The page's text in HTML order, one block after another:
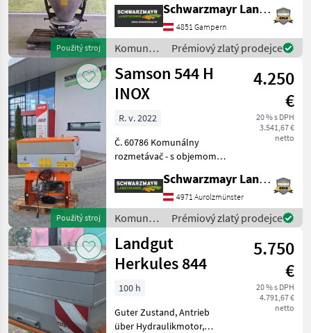
Použitý stroj
posúvačom - hmotnosť 60
kg - s nádržou s objemom
200 l použitý z spätného
odkúp
Schwarzmayr Landtechnik GmbH - Gampern
4851 Gampern
Komunálne
stroje /
Landgut
Prémiový zlatý prodejce
Použitý stroj
Samson 544 H
INOX
4.250
€
20 % s DPH
3.541,67 €
netto
R. v. 2022
Č. 60786 Komunálny
rozmetávač - s objemom
hydraulickým otváraním
rozmetávania 1, 5 m – 9, 0
m - s kardanovým hriadeľo
Schwarzmayr Landtechnik GmbH - Aurolzmünster
4971 Aurolzmünster
Komunálne
stroje /
Landgut
Prémiový zlatý prodejce
Landgut
Herkules 844
5.750
€
20 % s DPH
4.791,67 €
netto
100 h
Guter Zustand, Antrieb
über Hydraulikmotor,